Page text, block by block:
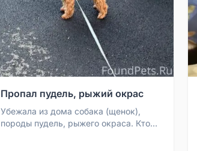
Пропал пудель, рыжий окрас
Убежала из дома собака (щенок),
породы пудель, рыжего окраса. Кто